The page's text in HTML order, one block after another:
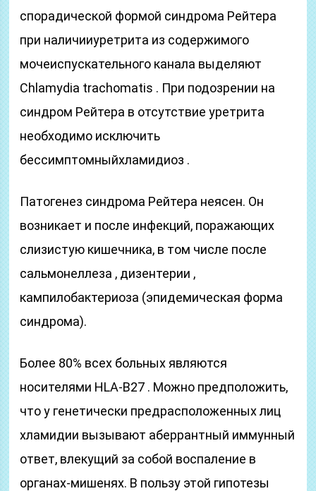
спорадической формой синдрома Рейтера
при наличииуретрита из содержимого
мочеиспускательного канала выделяют
Chlamydia trachomatis . При подозрении на
синдром Рейтера в отсутствие уретрита
необходимо исключить
бессимптомныйхламидиоз .
Патогенез синдрома Рейтера неясен. Он
возникает и после инфекций, поражающих
слизистую кишечника, в том числе после
сальмонеллеза , дизентерии ,
кампилобактериоза (эпидемическая форма
синдрома).
Более 80% всех больных являются
носителями HLA-B27 . Можно предположить,
что у генетически предрасположенных лиц
хламидии вызывают аберрантный иммунный
ответ, влекущий за собой воспаление в
органах-мишенях. В пользу этой гипотезы